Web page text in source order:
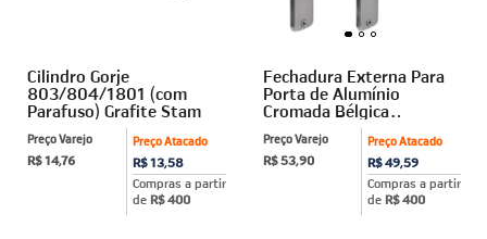
Cilindro Gorje
803/804/1801 (com
Parafuso) Grafite Stam
Preço Atacado
R$ 13,58
Compras a partir
de R$ 400
Preço Varejo
R$ 14,76
Fechadura Externa Para
Porta de Alumínio
Cromada Bélgica
2006/06-09 Hela
Preço Atacado
R$ 49,59
Compras a partir
de R$ 400
Preço Varejo
R$ 53,90